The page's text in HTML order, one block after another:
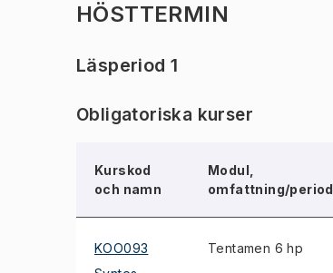
HÖSTTERMIN
Läsperiod 1
Obligatoriska kurser
Kurskod
och namn
Modul,
omfattning/period
KOO093
Tentamen 6 hp